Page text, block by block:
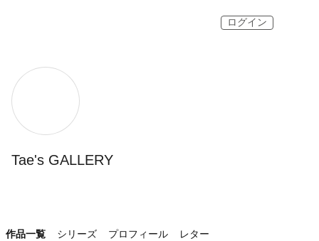
ログイン
Tae's GALLERY
作品一覧 シリーズ プロフィール レター